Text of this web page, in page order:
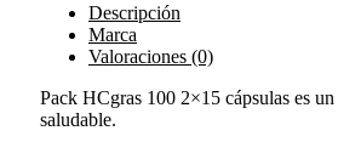
Descripción
Marca
Valoraciones (0)
Pack HCgras 100 2×15 cápsulas es un
saludable.